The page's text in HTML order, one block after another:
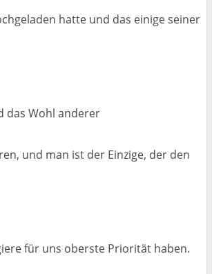
hatte und das einige seiner
das Wohl anderer
und man ist der Einzige, der den
für uns oberste Priorität haben.